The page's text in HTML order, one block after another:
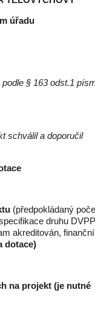
úřadu
§ 163 odst.1
schválil a doporučil
(předpokládaný
druhu DVPP
akreditován, finanční
dotace)
na projekt (je nutné